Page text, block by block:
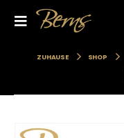
ZUHAUSE SHOP